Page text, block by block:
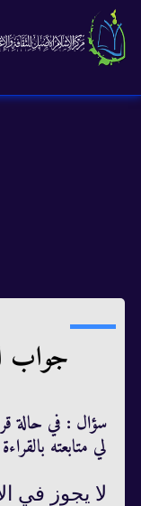
جواب
سؤال : في حالة
لي متابعته
لا يجوز في